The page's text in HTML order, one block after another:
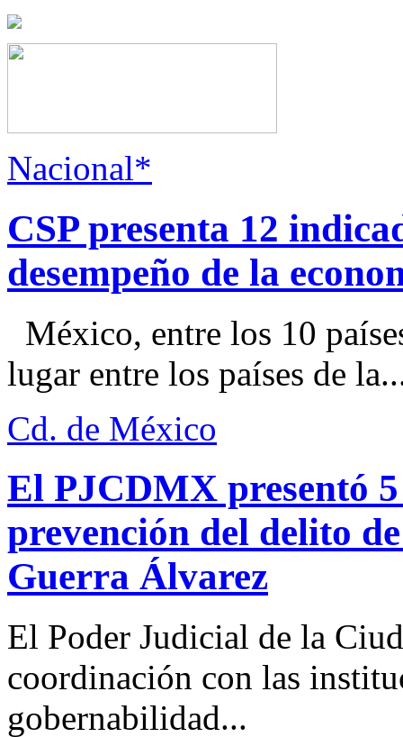
Nacional*
CSP presenta 12
desempeño de la
México, entre los 10
lugar entre los países de
Cd. de México
El PJCDMX presentó
prevención del delito
Guerra Álvarez
El Poder Judicial de la
coordinación con las
gobernabilidad...